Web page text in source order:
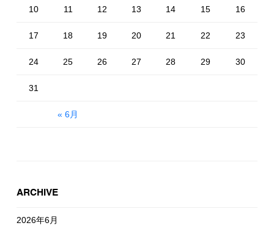
« 6月
10 11 12 13 14 15 16
17 18 19 20 21 22 23
24 25 26 27 28 29 30
31
ARCHIVE
2026年6月